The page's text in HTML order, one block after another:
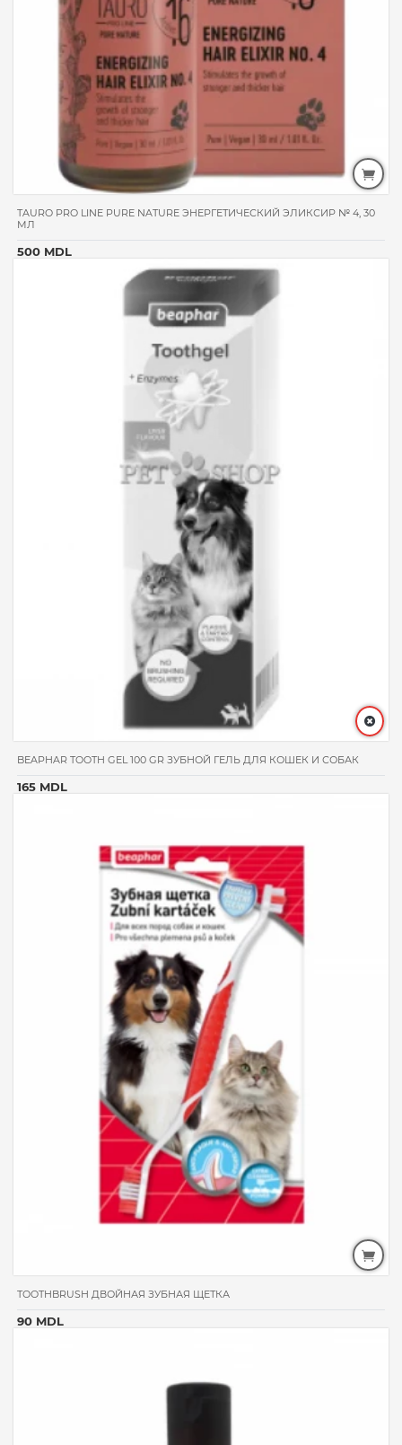
TAURO PRO LINE PURE NATURE ЭНЕРГЕТИЧЕСКИЙ ЭЛИКСИР № 4, 30
МЛ
500 MDL
BEAPHAR TOOTH GEL 100 GR ЗУБНОЙ ГЕЛЬ ДЛЯ КОШЕК И СОБАК
165 MDL
TOOTHBRUSH ДВОЙНАЯ ЗУБНАЯ ЩЕТКА
90 MDL